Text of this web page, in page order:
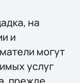
на
и
могут
услуг